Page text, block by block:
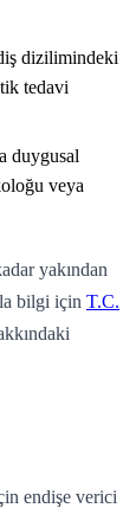
dizilimindeki
tedavi
duygusal
veya
yakından
bilgi için T.C.
endişe verici